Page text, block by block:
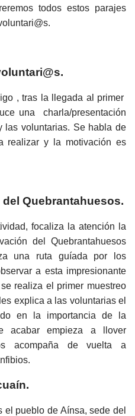
todos estos parajes
, tras la llegada al primer
una charla/presentación
las voluntarias. Se habla de
realizar y la motivación es
Quebrantahuesos.
focaliza la atención la
del Quebrantahuesos
una ruta guíada por los
a esta impresionante
realiza el primer muestreo
explica a las voluntarias el
en la importancia de la
acabar empieza a llover
acompaña de vuelta a
pueblo de Aínsa, sede del